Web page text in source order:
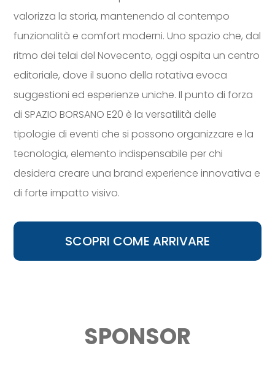
valorizza la storia, mantenendo al contempo
funzionalità e comfort moderni. Uno spazio che, dal
ritmo dei telai del Novecento, oggi ospita un centro
editoriale, dove il suono della rotativa evoca
suggestioni ed esperienze uniche. Il punto di forza
di SPAZIO BORSANO E20 è la versatilità delle
tipologie di eventi che si possono organizzare e la
tecnologia, elemento indispensabile per chi
desidera creare una brand experience innovativa e
di forte impatto visivo.
SCOPRI COME ARRIVARE
SPONSOR